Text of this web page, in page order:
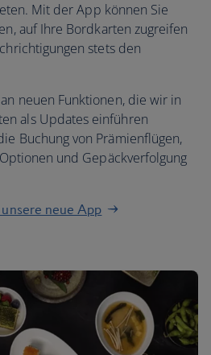
Mit der App können Sie
auf Ihre Bordkarten zugreifen
stets den
neuen Funktionen, die wir in
als Updates einführen
Buchung von Prämienflügen,
und Gepäckverfolgung
neue App